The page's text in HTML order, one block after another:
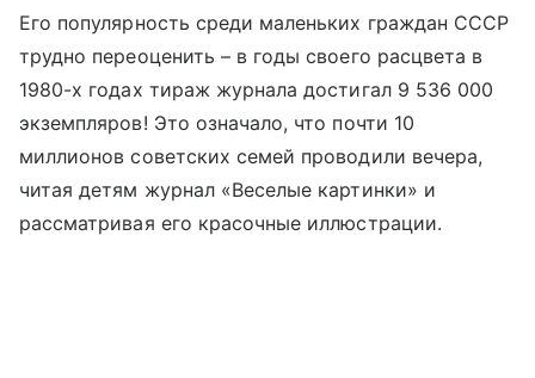
Его популярность среди маленьких граждан СССР
трудно переоценить – в годы своего расцвета в
1980-х годах тираж журнала достигал 9 536 000
экземпляров! Это означало, что почти 10
миллионов советских семей проводили вечера,
читая детям журнал «Веселые картинки» и
рассматривая его красочные иллюстрации.